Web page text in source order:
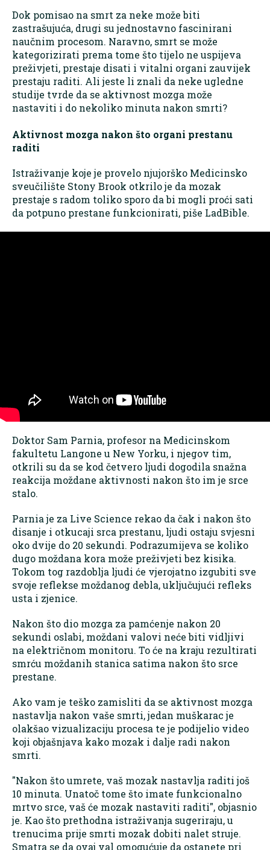
Dok pomisao na smrt za neke može biti
zastrašujuća, drugi su jednostavno fascinirani
naučnim procesom. Naravno, smrt se može
kategorizirati prema tome što tijelo ne uspijeva
preživjeti, prestaje disati i vitalni organi zauvijek
prestaju raditi. Ali jeste li znali da neke ugledne
studije tvrde da se aktivnost mozga može
nastaviti i do nekoliko minuta nakon smrti?
Aktivnost mozga nakon što organi prestanu
raditi
Istraživanje koje je provelo njujorško Medicinsko
sveučilište Stony Brook otkrilo je da mozak
prestaje s radom toliko sporo da bi mogli proći sati
da potpuno prestane funkcionirati, piše LadBible.
Doktor Sam Parnia, profesor na Medicinskom
fakultetu Langone u New Yorku, i njegov tim,
otkrili su da se kod četvero ljudi dogodila snažna
reakcija moždane aktivnosti nakon što im je srce
stalo.
Parnia je za Live Science rekao da čak i nakon što
disanje i otkucaji srca prestanu, ljudi ostaju svjesni
oko dvije do 20 sekundi. Podrazumijeva se koliko
dugo moždana kora može preživjeti bez kisika.
Tokom tog razdoblja ljudi će vjerojatno izgubiti sve
svoje reflekse moždanog debla, uključujući refleks
usta i zjenice.
Nakon što dio mozga za pamćenje nakon 20
sekundi oslabi, moždani valovi neće biti vidljivi
na električnom monitoru. To će na kraju rezultirati
smrću moždanih stanica satima nakon što srce
prestane.
Ako vam je teško zamisliti da se aktivnost mozga
nastavlja nakon vaše smrti, jedan muškarac je
olakšao vizualizaciju procesa te je podijelio video
koji objašnjava kako mozak i dalje radi nakon
smrti.
"Nakon što umrete, vaš mozak nastavlja raditi još
10 minuta. Unatoč tome što imate funkcionalno
mrtvo srce, vaš će mozak nastaviti raditi", objasnio
je. Kao što prethodna istraživanja sugeriraju, u
trenucima prije smrti mozak dobiti nalet struje.
Smatra se da ovaj val omogućuje da ostanete pri